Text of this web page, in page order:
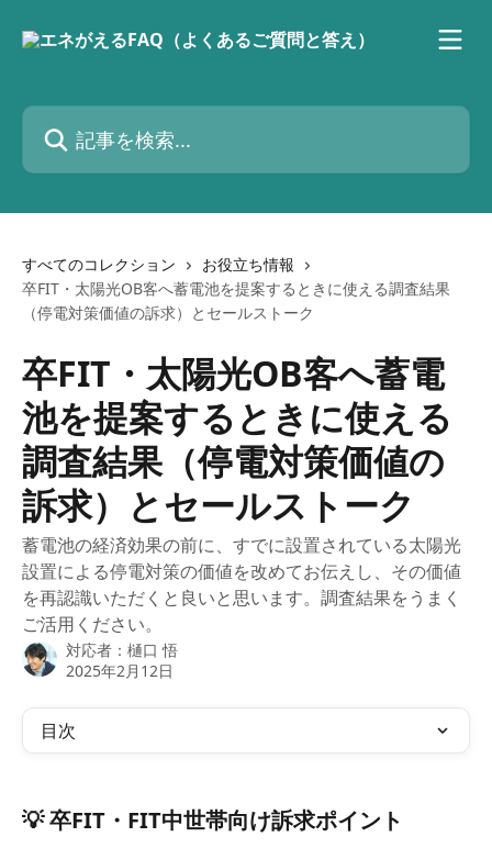
記事を検索...
すべてのコレクション
お役立ち情報
卒FIT・太陽光OB客へ蓄電池を提案するときに使える調査結果
（停電対策価値の訴求）とセールストーク
卒FIT・太陽光OB客へ蓄電
池を提案するときに使える
調査結果（停電対策価値の
訴求）とセールストーク
蓄電池の経済効果の前に、すでに設置されている太陽光
設置による停電対策の価値を改めてお伝えし、その価値
を再認識いただくと良いと思います。調査結果をうまく
ご活用ください。
対応者： 樋口 悟
2025年2月12日
目次
💡 卒FIT・FIT中世帯向け訴求ポイント